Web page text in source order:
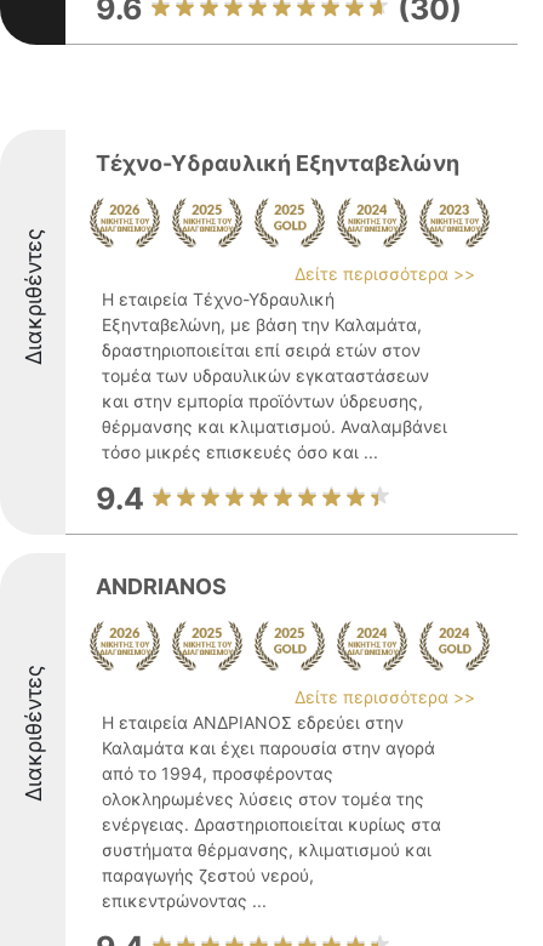
9.6 (30)
Διακριθέντες
Τέχνο-Υδραυλική Εξηνταβελώνη
Δείτε περισσότερα >>
Η εταιρεία Τέχνο-Υδραυλική
Εξηνταβελώνη, με βάση την Καλαμάτα,
δραστηριοποιείται επί σειρά ετών στον
τομέα των υδραυλικών εγκαταστάσεων
και στην εμπορία προϊόντων ύδρευσης,
θέρμανσης και κλιματισμού. Αναλαμβάνει
τόσο μικρές επισκευές όσο και ...
9.4
Διακριθέντες
ANDRIANOS
Δείτε περισσότερα >>
Η εταιρεία ΑΝΔΡΙΑΝΟΣ εδρεύει στην
Καλαμάτα και έχει παρουσία στην αγορά
από το 1994, προσφέροντας
ολοκληρωμένες λύσεις στον τομέα της
ενέργειας. Δραστηριοποιείται κυρίως στα
συστήματα θέρμανσης, κλιματισμού και
παραγωγής ζεστού νερού,
επικεντρώνοντας ...